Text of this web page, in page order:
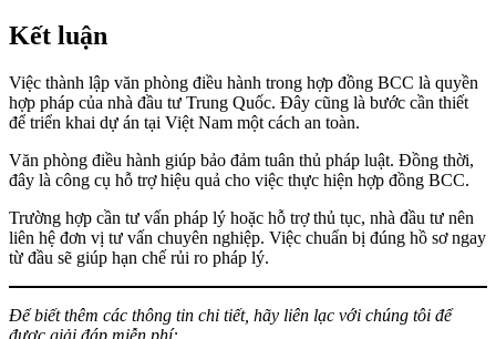
Kết luận
Việc thành lập văn phòng điều hành trong hợp đồng BCC là quyền
hợp pháp của nhà đầu tư Trung Quốc. Đây cũng là bước cần thiết
để triển khai dự án tại Việt Nam một cách an toàn.
Văn phòng điều hành giúp bảo đảm tuân thủ pháp luật. Đồng thời,
đây là công cụ hỗ trợ hiệu quả cho việc thực hiện hợp đồng BCC.
Trường hợp cần tư vấn pháp lý hoặc hỗ trợ thủ tục, nhà đầu tư nên
liên hệ đơn vị tư vấn chuyên nghiệp. Việc chuẩn bị đúng hồ sơ ngay
từ đầu sẽ giúp hạn chế rủi ro pháp lý.
Để biết thêm các thông tin chi tiết, hãy liên lạc với chúng tôi để